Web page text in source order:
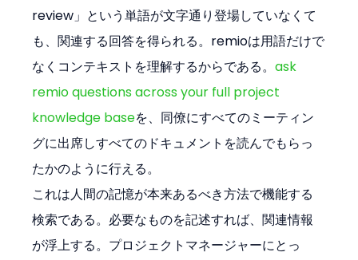
review」という単語が文字通り登場していなくて
も、関連する回答を得られる。remioは用語だけで
なくコンテキストを理解するからである。ask
remio questions across your full project
knowledge baseを、同僚にすべてのミーティン
グに出席しすべてのドキュメントを読んでもらっ
たかのように行える。
これは人間の記憶が本来あるべき方法で機能する
検索である。必要なものを記述すれば、関連情報
が浮上する。プロジェクトマネージャーにとっ